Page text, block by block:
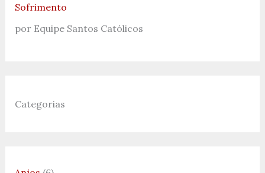
Sofrimento
por Equipe Santos Católicos
Categorias